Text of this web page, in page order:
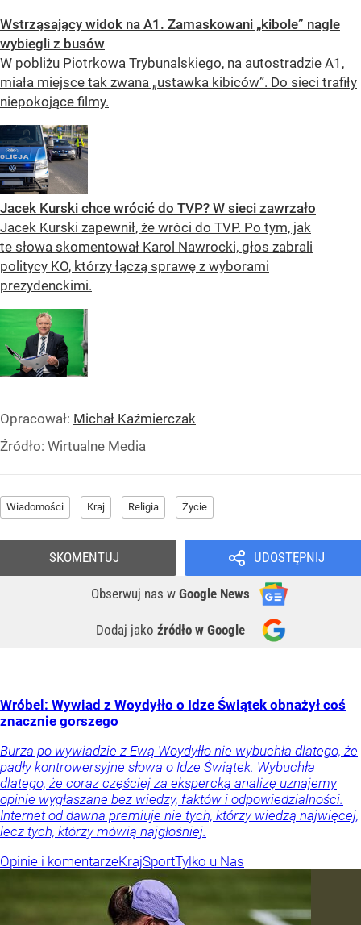
Wstrząsający widok na A1. Zamaskowani „kibole” nagle
wybiegli z busów
W pobliżu Piotrkowa Trybunalskiego, na autostradzie A1,
miała miejsce tak zwana „ustawka kibiców”. Do sieci trafiły
niepokojące filmy.
Jacek Kurski chce wrócić do TVP? W sieci zawrzało
Jacek Kurski zapewnił, że wróci do TVP. Po tym, jak
te słowa skomentował Karol Nawrocki, głos zabrali
politycy KO, którzy łączą sprawę z wyborami
prezydenckimi.
Opracował: Michał Kaźmierczak
Źródło: Wirtualne Media
Wiadomości Kraj Religia Życie
UDOSTĘPNIJ
Obserwuj nas w Google News
Dodaj jako źródło w Google
SKOMENTUJ
Wróbel: Wywiad z Woydyłło o Idze Świątek obnażył coś
znacznie gorszego
Burza po wywiadzie z Ewą Woydyłło nie wybuchła dlatego, że
padły kontrowersyjne słowa o Idze Świątek. Wybuchła
dlatego, że coraz częściej za ekspercką analizę uznajemy
opinie wygłaszane bez wiedzy, faktów i odpowiedzialności.
Internet od dawna premiuje nie tych, którzy wiedzą najwięcej,
lecz tych, którzy mówią najgłośniej.
Opinie i komentarzeKrajSportTylko u Nas